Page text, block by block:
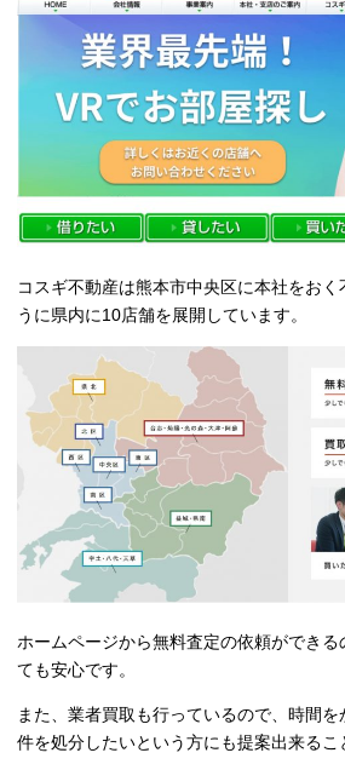
コスギ不動産は熊本市中央区に本社をおく
うに県内に10店舗を展開しています。
ホームページから無料査定の依頼ができる
ても安心です。
また、業者買取も行っているので、時間
件を処分したいという方にも提案出来るこ